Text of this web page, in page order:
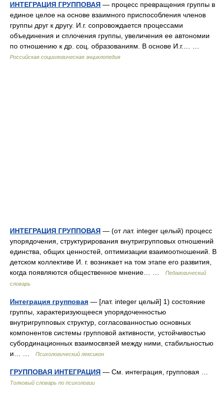
ИНТЕГРАЦИЯ ГРУППОВАЯ — процесс превращения группы в
единое целое на основе взаимного приспособления членов
группы друг к другу. И.г. сопровождается процессами
объединения и сплочения группы, увеличения ее автономии
по отношению к др. соц. образованиям. В основе И.г.… …
Российская социологическая энциклопедия
ИНТЕГРАЦИЯ ГРУППОВАЯ — (от лат. integer целый) процесс
упорядочения, структурирования внутригрупповых отношений
единства, общих ценностей, оптимизации взаимоотношений. В
детском коллективе И. г. возникает на том этапе его развития,
когда появляются общественное мнение… …
Педагогический
словарь
Интеграция групповая — [лат. integer целый] 1) состояние
группы, характеризующееся упорядоченностью
внутригрупповых структур, согласованностью основных
компонентов системы групповой активности, устойчивостью
субординационных взаимосвязей между ними, стабильностью
и… …
Психологический лексикон
ГРУППОВАЯ ИНТЕГРАЦИЯ — См. интеграция, групповая …
Толковый словарь по психологии